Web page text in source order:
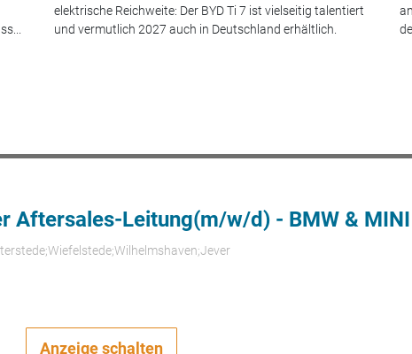
elektrische Reichweite: Der BYD Ti 7 ist vielseitig talentiert
und vermutlich 2027 auch in Deutschland erhältlich.
Aftersales-Leitung(m/w/d) - BMW & MINI
Anzeige schalten